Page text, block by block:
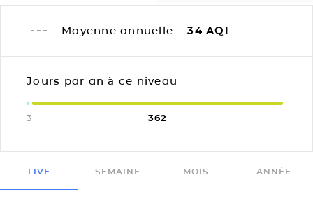
Moyenne annuelle 34 AQI
Jours par an à ce niveau
3 362
LIVE SEMAINE MOIS ANNÉE